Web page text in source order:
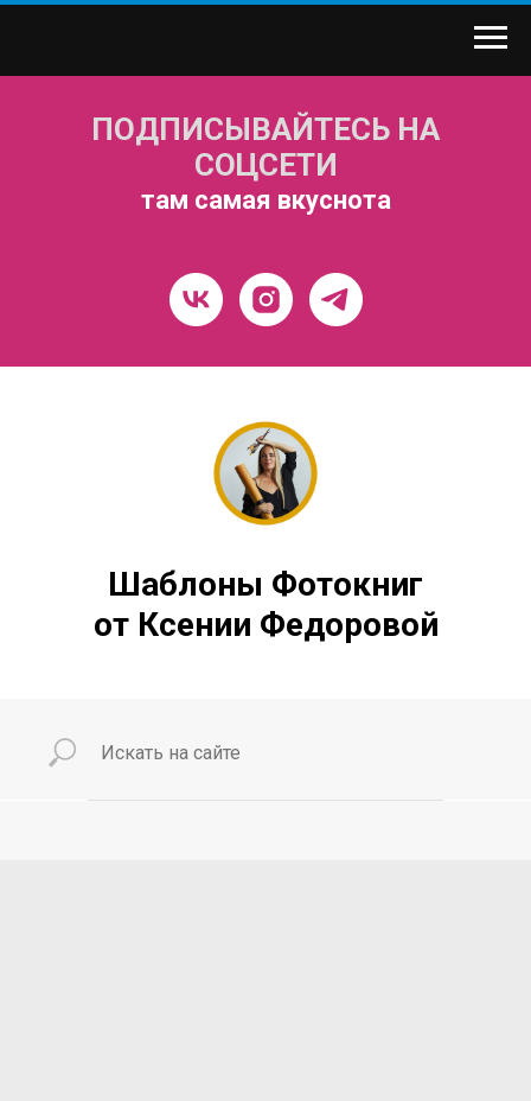
ПОДПИСЫВАЙТЕСЬ НА
СОЦСЕТИ
там самая вкуснота
Шаблоны Фотокниг
от Ксении Федоровой